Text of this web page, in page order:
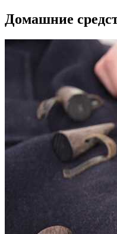
Домашние